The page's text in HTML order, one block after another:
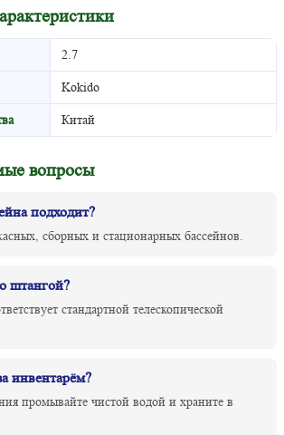
2.7
Kokido
Китай
вопросы
подходит?
сборных и стационарных бассейнов.
штангой?
стандартной телескопической
инвентарём?
промывайте чистой водой и храните в